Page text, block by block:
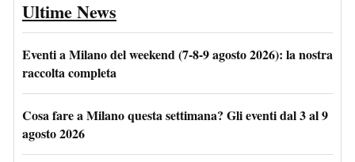
Ultime News
Eventi a Milano del weekend (7-8-9 agosto 2026): la nostra
raccolta completa
Cosa fare a Milano questa settimana? Gli eventi dal 3 al 9
agosto 2026